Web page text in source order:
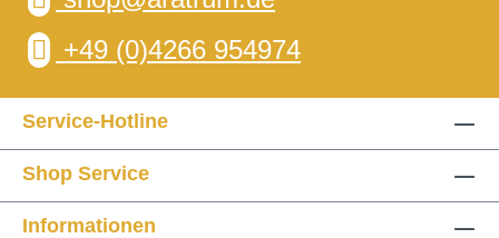
+49 (0)4266 954974
Service-Hotline
Shop Service
Informationen